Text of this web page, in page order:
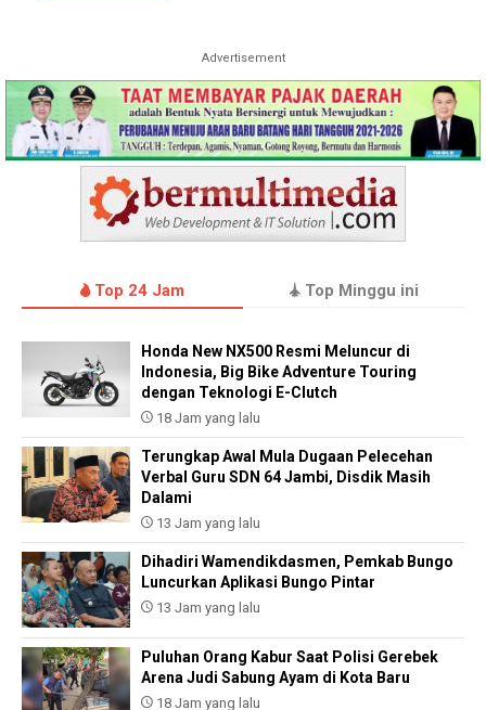
Advertisement
Top 24 Jam Top Minggu ini
Honda New NX500 Resmi Meluncur di
Indonesia, Big Bike Adventure Touring
dengan Teknologi E-Clutch
18 Jam yang lalu
Terungkap Awal Mula Dugaan Pelecehan
Verbal Guru SDN 64 Jambi, Disdik Masih
Dalami
13 Jam yang lalu
Dihadiri Wamendikdasmen, Pemkab Bungo
Luncurkan Aplikasi Bungo Pintar
13 Jam yang lalu
Puluhan Orang Kabur Saat Polisi Gerebek
Arena Judi Sabung Ayam di Kota Baru
18 Jam yang lalu